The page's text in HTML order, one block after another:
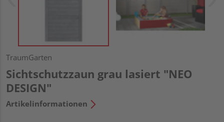
TraumGarten
Sichtschutzzaun grau lasiert "NEO
DESIGN"
Artikelinformationen